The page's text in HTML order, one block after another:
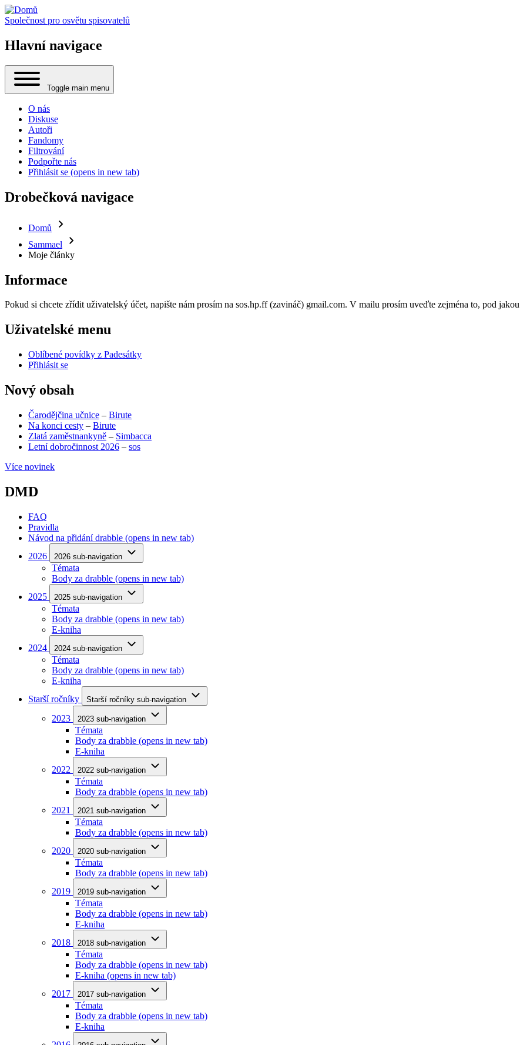
Společnost pro osvětu spisovatelů
Hlavní navigace
Toggle main menu
O nás
Diskuse
Autoři
Fandomy
Filtrování
Podpořte nás
Přihlásit se (opens in new tab)
Drobečková navigace
Domů
Sammael
Moje články
Informace
Pokud si chcete zřídit uživatelský účet, napište nám prosím na sos.hp.ff (zavináč) gmail.com. V mailu prosím uveďte zejména to, pod jakou
Uživatelské menu
Oblíbené povídky z Padesátky
Přihlásit se
Nový obsah
Čarodějčina učnice – Birute
Na konci cesty – Birute
Zlatá zaměstnankyně – Simbacca
Letní dobročinnost 2026 – sos
Více novinek
DMD
FAQ
Pravidla
Návod na přidání drabble (opens in new tab)
2026
2026 sub-navigation
Témata
Body za drabble (opens in new tab)
2025
2025 sub-navigation
Témata
Body za drabble (opens in new tab)
E-kniha
2024
2024 sub-navigation
Témata
Body za drabble (opens in new tab)
E-kniha
Starší ročníky
Starší ročníky sub-navigation
2023 2023 sub-navigation
Témata
Body za drabble (opens in new tab)
E-kniha
2022
2022 sub-navigation
Témata
Body za drabble (opens in new tab)
2021
2021 sub-navigation
Témata
Body za drabble (opens in new tab)
2020
2020 sub-navigation
Témata
Body za drabble (opens in new tab)
2019
2019 sub-navigation
Témata
Body za drabble (opens in new tab)
E-kniha
2018
2018 sub-navigation
Témata
Body za drabble (opens in new tab)
E-kniha (opens in new tab)
2017
2017 sub-navigation
Témata
Body za drabble (opens in new tab)
E-kniha